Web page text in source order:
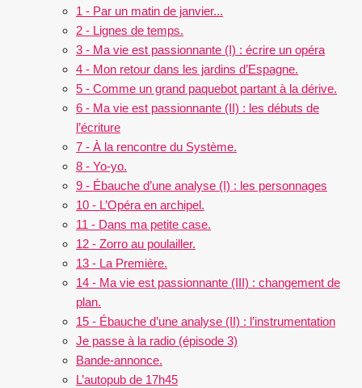
1 - Par un matin de janvier...
2 - Lignes de temps.
3 - Ma vie est passionnante (I) : écrire un opéra
4 - Mon retour dans les jardins d’Espagne.
5 - Comme un grand paquebot partant à la dérive.
6 - Ma vie est passionnante (II) : les débuts de
l’écriture
7 - À la rencontre du Système.
8 - Yo-yo.
9 - Ébauche d’une analyse (I) : les personnages
10 - L’Opéra en archipel.
11 - Dans ma petite case.
12 - Zorro au poulailler.
13 - La Première.
14 - Ma vie est passionnante (III) : changement de
plan.
15 - Ébauche d’une analyse (II) : l’instrumentation
Je passe à la radio (épisode 3)
Bande-annonce.
L’autopub de 17h45